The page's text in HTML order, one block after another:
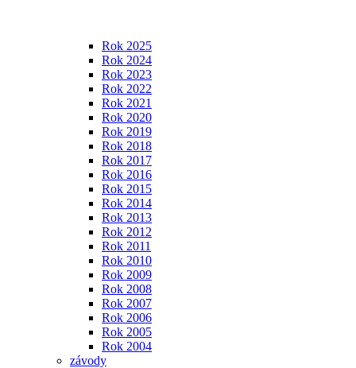
Rok 2025
Rok 2024
Rok 2023
Rok 2022
Rok 2021
Rok 2020
Rok 2019
Rok 2018
Rok 2017
Rok 2016
Rok 2015
Rok 2014
Rok 2013
Rok 2012
Rok 2011
Rok 2010
Rok 2009
Rok 2008
Rok 2007
Rok 2006
Rok 2005
Rok 2004
závody